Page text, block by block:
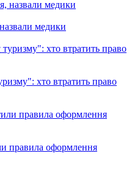
медики
хто втратить право
правила оформлення